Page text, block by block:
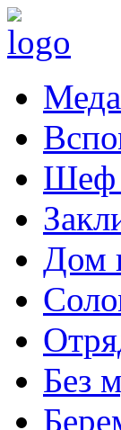
Шеф
Дом
Без